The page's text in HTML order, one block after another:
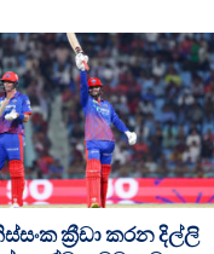
ක්‍රීඩා කරන දිල්ලි